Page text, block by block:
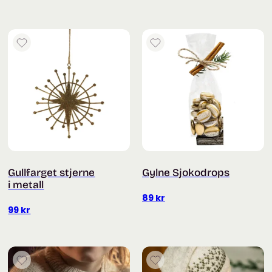
Gullfarget stjerne
i metall
99 kr
Gylne Sjokodrops
89 kr